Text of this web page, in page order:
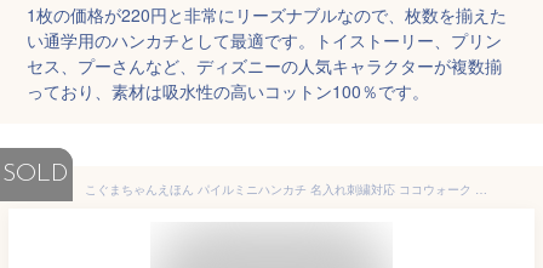
1枚の価格が220円と非常にリーズナブルなので、枚数を揃えた
い通学用のハンカチとして最適です。トイストーリー、プリン
セス、プーさんなど、ディズニーの人気キャラクターが複数揃
っており、素材は吸水性の高いコットン100％です。
SOLD
こぐまちゃんえほん パイルミニハンカチ 名入れ刺繍対応 ココウォーク COCO WALK キッズ ベビー用品 かわいい 男の子 女の子 ミニハンカチ 卒園記念品 名入れ 刺繍 出産祝い ギフト 保育園 ポケット ハンカチ 幼稚園 こぐまちゃん グッズ タオルハンカチ 日本製 おしゃれ小町